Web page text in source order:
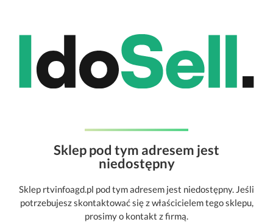
Sklep pod tym adresem jest
niedostępny
Sklep rtvinfoagd.pl pod tym adresem jest niedostępny. Jeśli
potrzebujesz skontaktować się z właścicielem tego sklepu,
prosimy o kontakt z firmą.